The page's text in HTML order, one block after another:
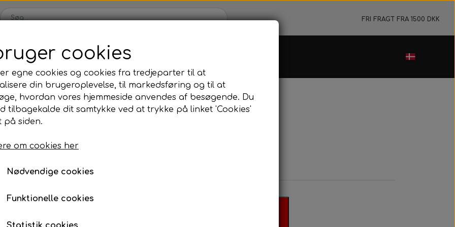
FRI FRAGT FRA 1500 DKK
Karts Kartdele
OK/KZ/DD2 kart
Bagaksler/Lejeskåle
Bodywork
Motor tilbehør
Pedaler
Universale dele
Nav
Motor
Iame
Komplette motorer Komplette motorer
Tilbehør
olie, mm.
mm.
barer Beslag til bag/frontbar
Beslag til bag/frontbar
88,96 kr.
Varenummer: 30FA30/B
cookies
egne cookies og cookies fra tredjeparter til at
din brugeroplevelse, til markedsføring og til at
hvordan vores hjemmeside anvendes af besøgende. Du
tilbagekalde dit samtykke ved at trykke på linket 'Cookies'
på siden.
om cookies her
Nødvendige cookies
Funktionelle cookies